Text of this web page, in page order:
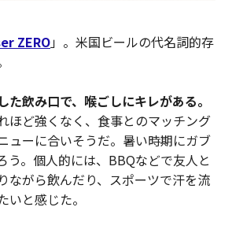
ZERO」。米国ビールの代名詞的存
た飲み口で、喉ごしにキレがある。
ほど強くなく、食事とのマッチング
ューに合いそうだ。暑い時期にガブ
う。個人的には、BBQなどで友人と
ながら飲んだり、スポーツで汗を流
いと感じた。